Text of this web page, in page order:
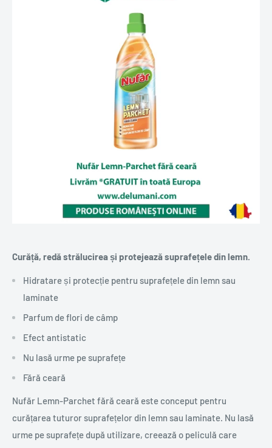
Curăță, redă strălucirea și protejează suprafețele din lemn.
Hidratare și protecție pentru suprafețele din lemn sau
laminate
Parfum de flori de câmp
Efect antistatic
Nu lasă urme pe suprafețe
Fără ceară
Nufăr Lemn-Parchet fără ceară este conceput pentru
curățarea tuturor suprafețelor din lemn sau laminate. Nu lasă
urme pe suprafețe după utilizare, creează o peliculă care